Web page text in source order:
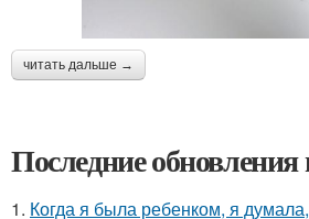
читать дальше →
Последние обновления
1. Когда я была ребенком, я